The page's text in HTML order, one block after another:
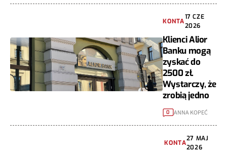
KONTA
17 CZE
2026
Klienci Alior
Banku mogą
zyskać do
2500 zł.
Wystarczy, że
zrobią jedno
0 ANNA KOPEĆ
KONTA
27 MAJ
2026